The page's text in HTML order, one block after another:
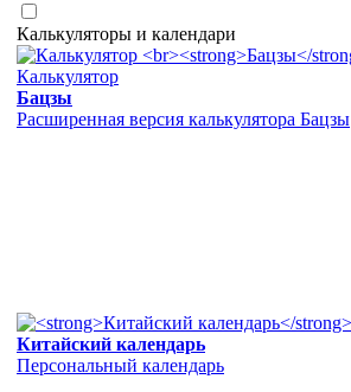
Калькуляторы и календари
Калькулятор
Бацзы
Расширенная версия калькулятора Бацзы
Китайский календарь
Персональный календарь